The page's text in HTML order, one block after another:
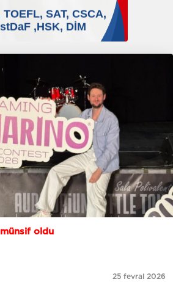
münsif oldu
25 fevral 2026